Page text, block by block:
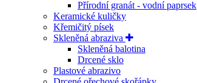
Přírodní granát - vodní paprsek
Keramické kuličky
Křemičitý písek
Skleněná abraziva
Skleněná balotina
Drcené sklo
Plastové abrazivo